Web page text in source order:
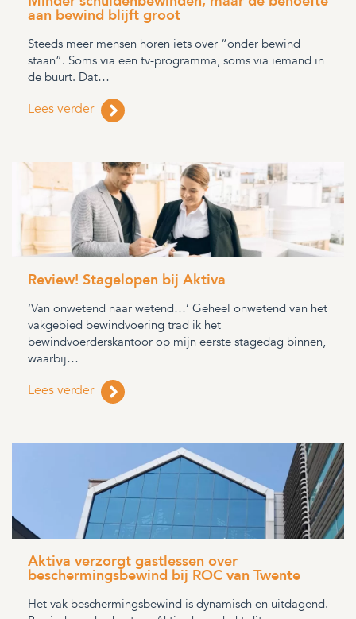
aan bewind blijft groot
Steeds meer mensen horen iets over “onder bewind
staan”. Soms via een tv-programma, soms via iemand in
de buurt. Dat…
Lees verder
Review! Stagelopen bij Aktiva
‘Van onwetend naar wetend…’ Geheel onwetend van het
vakgebied bewindvoering trad ik het
bewindvoerderskantoor op mijn eerste stagedag binnen,
waarbij…
Lees verder
Aktiva verzorgt gastlessen over
beschermingsbewind bij ROC van Twente
Het vak beschermingsbewind is dynamisch en uitdagend.